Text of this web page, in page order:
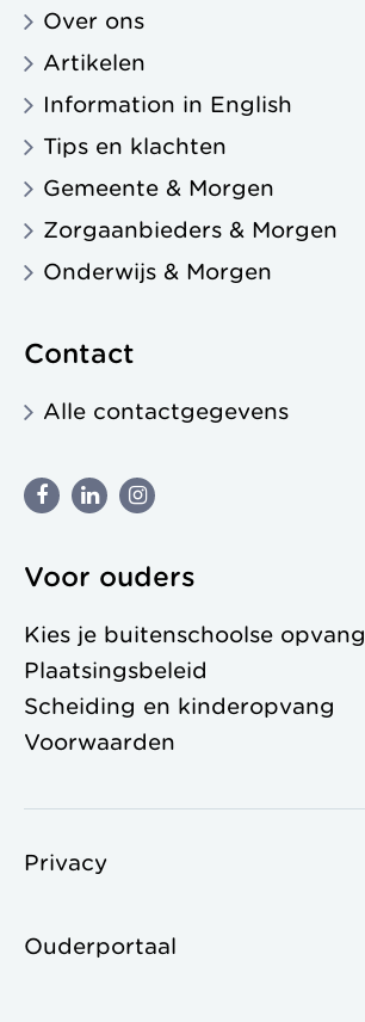
Over ons
Artikelen
Information in English
Tips en klachten
Gemeente & Morgen
Zorgaanbieders & Morgen
Onderwijs & Morgen
Contact
Alle contactgegevens
Voor ouders
Kies je buitenschoolse opvang
Plaatsingsbeleid
Scheiding en kinderopvang
Voorwaarden
Privacy
Ouderportaal